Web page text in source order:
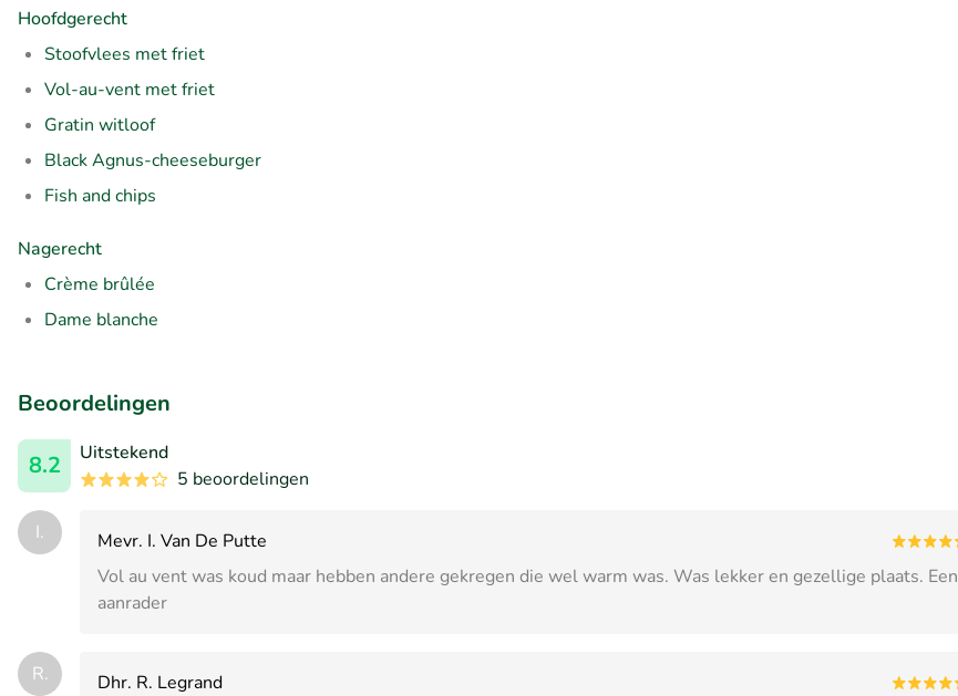
Hoofdgerecht
Stoofvlees met friet
Vol-au-vent met friet
Gratin witloof
Black Agnus-cheeseburger
Fish and chips
Nagerecht
Crème brûlée
Dame blanche
Beoordelingen
8.2
Uitstekend
5 beoordelingen
I.
Mevr. I. Van De Putte
Vol au vent was koud maar hebben andere gekregen die wel warm was. Was lekker en gezellige plaats. Een
aanrader
R. Dhr. R. Legrand